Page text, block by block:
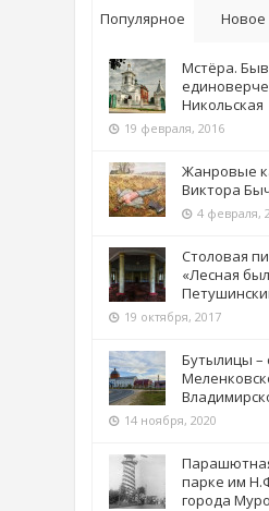
Популярное Новое
Мстёра.
Никольская
19 февраля, 2016
Жанровые
Виктора
4 февраля,
Столовая
«Лесная
19 октября, 2017
Бутылицы –
14 ноября, 2020
парке им
города